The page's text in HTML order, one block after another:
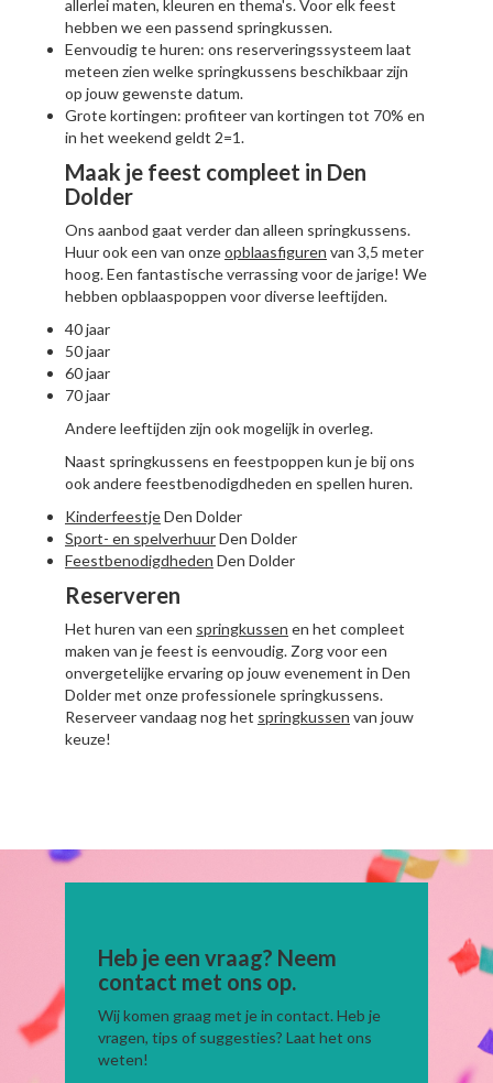
allerlei maten, kleuren en thema's. Voor elk feest
hebben we een passend springkussen.
Eenvoudig te huren: ons reserveringssysteem laat
meteen zien welke springkussens beschikbaar zijn
op jouw gewenste datum.
Grote kortingen: profiteer van kortingen tot 70% en
in het weekend geldt 2=1.
Maak je feest compleet in Den
Dolder
Ons aanbod gaat verder dan alleen springkussens.
Huur ook een van onzeopblaasfiguren van 3,5 meter
hoog. Een fantastische verrassing voor de jarige! We
hebben opblaaspoppen voor diverse leeftijden.
40 jaar
50 jaar
60 jaar
70 jaar
Andere leeftijden zijn ook mogelijk in overleg.
Naast springkussens en feestpoppen kun je bij ons
ook andere feestbenodigdheden en spellen huren.
KinderfeestjeDen Dolder
Sport- en spelverhuurDen Dolder
Feestbenodigdheden Den Dolder
Reserveren
Het huren van een springkussen en het compleet
maken van je feest is eenvoudig. Zorg voor een
onvergetelijke ervaring op jouw evenement in Den
Dolder met onze professionele springkussens.
Reserveer vandaag nog het springkussen van jouw
keuze!
Heb je een vraag? Neem
contact met ons op.
Wij komen graag met je in contact. Heb je
vragen, tips of suggesties? Laat het ons
weten!